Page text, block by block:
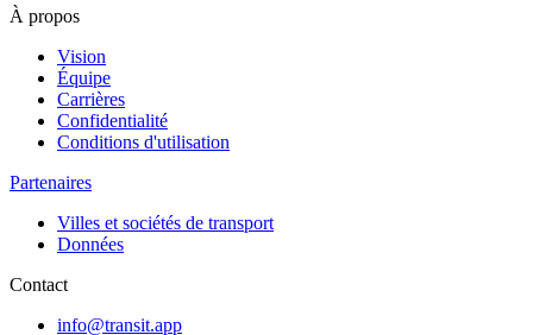
À propos
Vision
Équipe
Carrières
Confidentialité
Conditions d'utilisation
Partenaires
Villes et sociétés de transport
Données
Contact
info@transit.app